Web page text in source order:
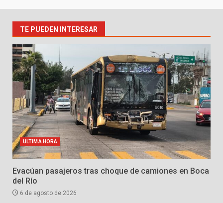
TE PUEDEN INTERESAR
ULTIMA HORA
Evacúan pasajeros tras choque de camiones en Boca
del Río
6 de agosto de 2026